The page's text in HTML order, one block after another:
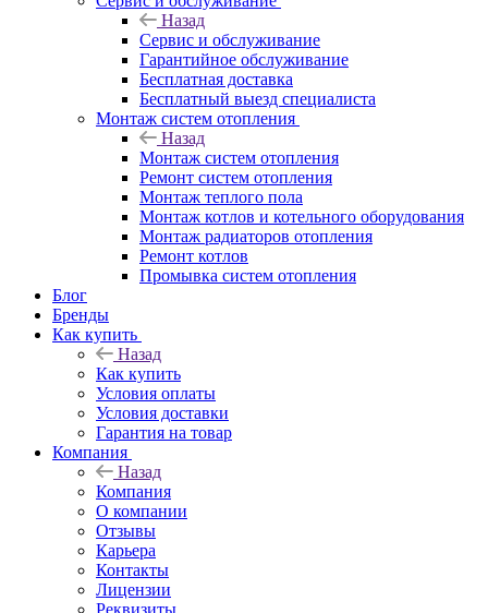
Назад
Сервис и обслуживание
Гарантийное обслуживание
Бесплатная доставка
Бесплатный выезд специалиста
Монтаж систем отопления
Назад
Монтаж систем отопления
Ремонт систем отопления
Монтаж теплого пола
Монтаж котлов и котельного оборудования
Монтаж радиаторов отопления
Ремонт котлов
Промывка систем отопления
Блог
Бренды
Как купить
Назад
Как купить
Условия оплаты
Условия доставки
Гарантия на товар
Компания
Назад
Компания
О компании
Отзывы
Карьера
Контакты
Лицензии
Реквизиты